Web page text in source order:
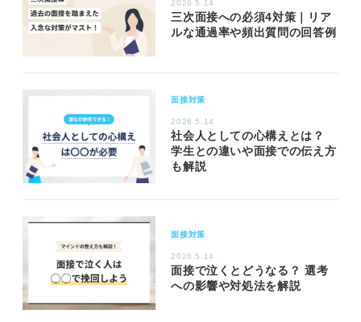
2026.5.14
三次面接への必須4対策｜リア
ルな通過率や頻出質問の回答例
面接対策
2026.5.14
社会人としての心構えとは？
学生との違いや面接での伝え方
も解説
面接対策
2026.5.14
面接で泣くとどうなる？ 選考
への影響や対処法を解説